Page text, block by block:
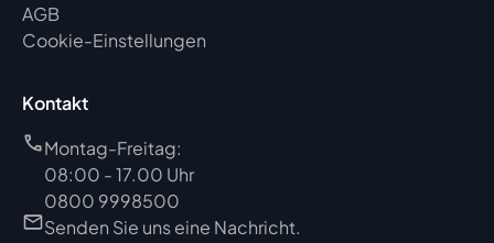
AGB
Cookie-Einstellungen
Kontakt
Montag-Freitag:
08:00 - 17.00 Uhr
0800 9998500
Senden Sie uns eine Nachricht.